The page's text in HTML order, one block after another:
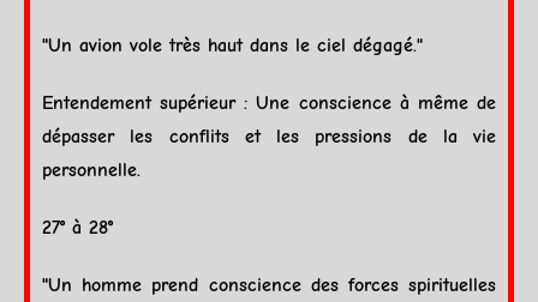
"Un avion vole très haut dans le ciel dégagé."
Entendement supérieur : Une conscience à même de
dépasser les conflits et les pressions de la vie
personnelle.
27° à 28°
"Un homme prend conscience des forces spirituelles